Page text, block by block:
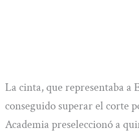
La cinta, que representaba a
conseguido superar el corte
Academia preseleccionó a